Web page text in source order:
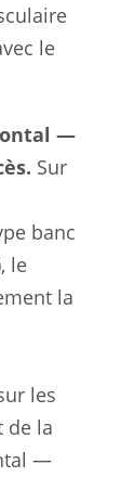
le
—
Sur
banc
le
la
les
de la
—